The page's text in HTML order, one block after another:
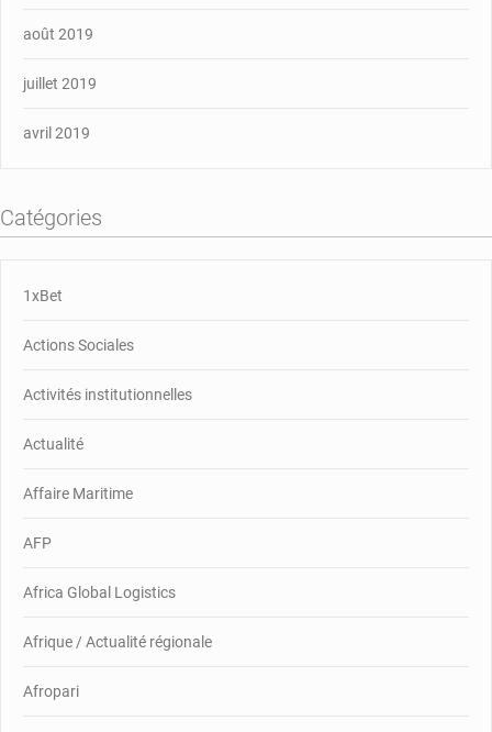
août 2019
juillet 2019
avril 2019
Catégories
1xBet
Actions Sociales
Activités institutionnelles
Actualité
Affaire Maritime
AFP
Africa Global Logistics
Afrique / Actualité régionale
Afropari